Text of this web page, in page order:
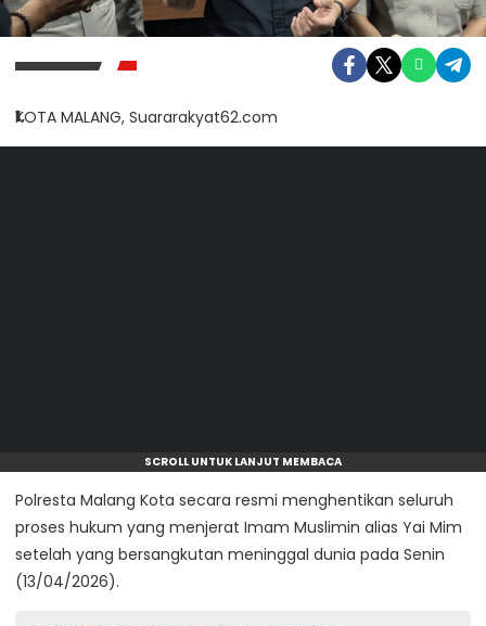
KOTA MALANG, Suararakyat62.com
SCROLL UNTUK LANJUT MEMBACA
Polresta Malang Kota secara resmi menghentikan seluruh
proses hukum yang menjerat Imam Muslimin alias Yai Mim
setelah yang bersangkutan meninggal dunia pada Senin
(13/04/2026).